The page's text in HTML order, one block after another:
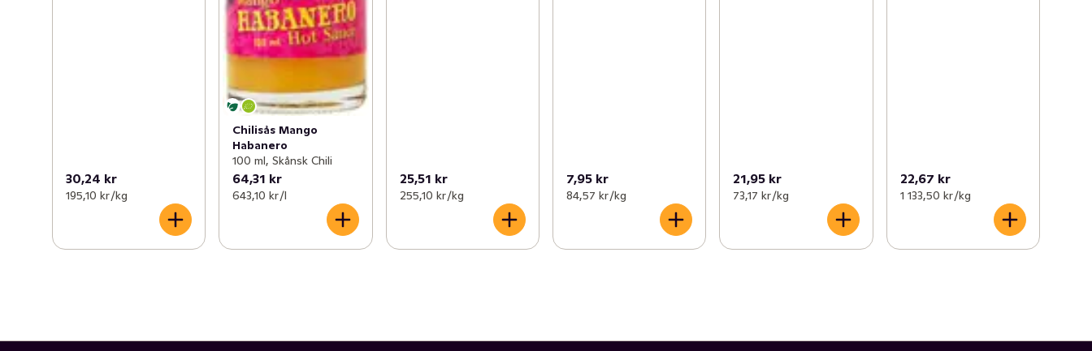
30,24 kr
195,10 kr /kg
Chilisås Mango
Habanero
100 ml, Skånsk Chili
64,31 kr
643,10 kr /l
25,51 kr
255,10 kr /kg
7,95 kr
84,57 kr /kg
21,95 kr
73,17 kr /kg
22,67 kr
1 133,50 kr /kg